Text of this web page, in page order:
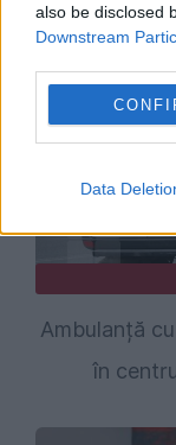
also be disclosed
Downstream
Data
Ambulanță
în